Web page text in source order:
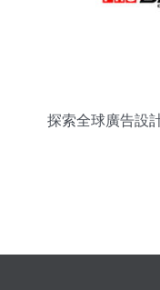
探索全球廣告設